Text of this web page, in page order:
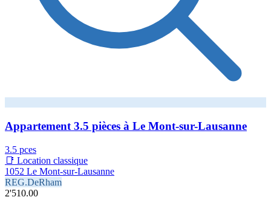
Appartement 3.5 pièces à Le Mont-sur-Lausanne
3.5 pces
📑 Location classique
1052 Le Mont-sur-Lausanne
REG.DeRham
2'510.00